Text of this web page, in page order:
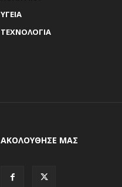
ΥΓΕΙΑ
ΤΕΧΝΟΛΟΓΙΑ
ΑΚΟΛΟΥΘΗΣΕ ΜΑΣ